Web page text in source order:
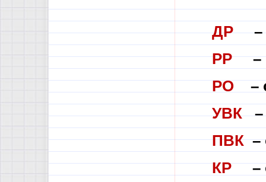
ДР–
РР–
РО–
УВК
ПВК–
КР–